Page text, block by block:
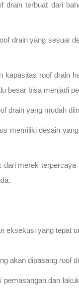
drain terbuat dari
drain yang sesuai
kapasitas roof drain
besar bisa menjadi
drain yang mudah
memiliki desain
merek terpercaya
eksekusi yang tepat
akan dipasang roof
pemasangan dan